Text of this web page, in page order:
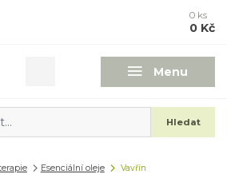
Menu
Hledat
0 ks
0 Kč
Esenciální oleje Vavřín